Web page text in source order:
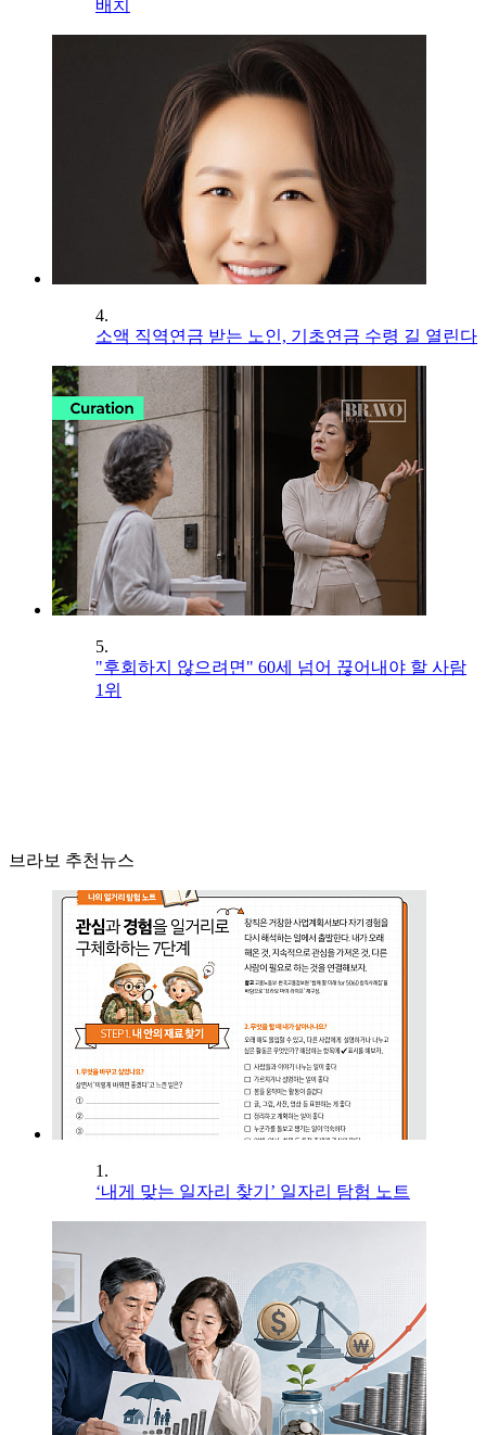
배치
4.
소액 직역연금 받는 노인, 기초연금 수령 길 열린다
5.
"후회하지 않으려면" 60세 넘어 끊어내야 할 사람
1위
브라보 추천뉴스
1.
‘내게 맞는 일자리 찾기’ 일자리 탐험 노트